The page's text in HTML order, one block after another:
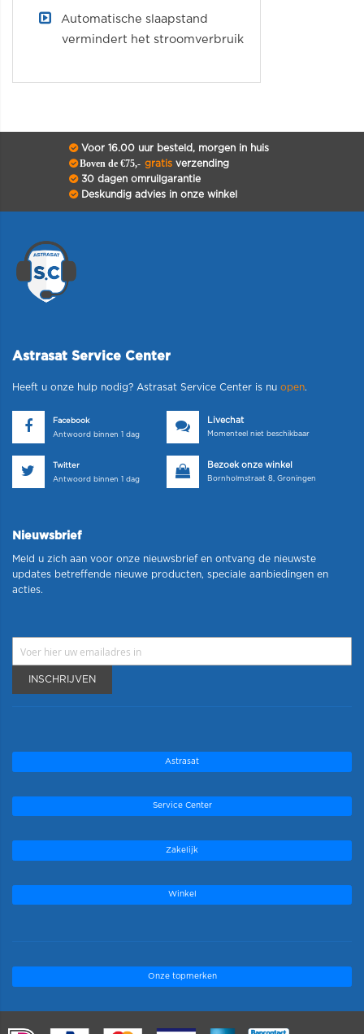
Automatische slaapstand
vermindert het stroomverbruik
Voor 16.00 uur besteld, morgen in huis
Boven de €75,- gratisverzending
30 dagen omruilgarantie
Deskundig advies in onze winkel
Astrasat Service Center
Heeft u onze hulp nodig? Astrasat Service Center is nu open.
Facebook
Antwoord binnen 1 dag
Livechat
Momenteel niet beschikbaar
Twitter
Antwoord binnen 1 dag
Bezoek onze winkel
Bornholmstraat 8, Groningen
Nieuwsbrief
Meld u zich aan voor onze nieuwsbrief en ontvang de nieuwste
updates betreffende nieuwe producten, speciale aanbiedingen en
acties.
INSCHRIJVEN
Astrasat
Service Center
Zakelijk
Winkel
Onze topmerken
.